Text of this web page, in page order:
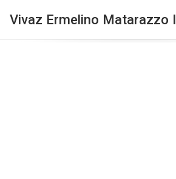
Vivaz Ermelino Matarazzo I